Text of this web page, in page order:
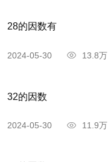
28的因数有
2024-05-30 13.8万
32的因数
2024-05-30 11.9万